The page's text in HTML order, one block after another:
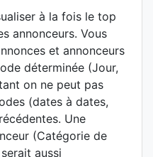
à la fois le top
annonceurs. Vous
et annonceurs
déterminée (Jour,
on ne peut pas
(dates à dates,
Une
(Catégorie de
aussi